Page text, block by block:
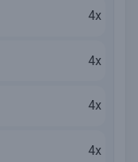
4x
4x
4x
4x